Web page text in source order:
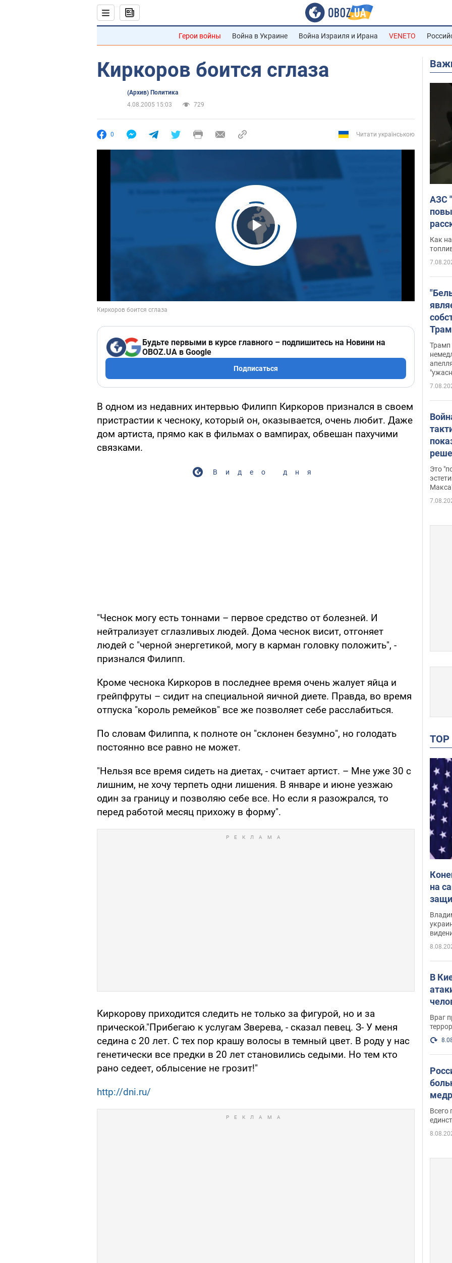
Герои войны Война в Украине Война Израиля и Ирана VENETO
Киркоров боится сглаза
(Архив) Политика
4.08.2005 15:03
729
0 Читати українською
Play Video
Будьте первыми в курсе главного – подпишитесь на Новини на
OBOZ.UA в Google
Подписаться
В одном из недавних интервью Филипп Киркоров признался в своем
пристрастии к чесноку, который он, оказывается, очень любит. Даже
дом артиста, прямо как в фильмах о вампирах, обвешан пахучими
связками.
Видео дня
"Чеснок могу есть тоннами – первое средство от болезней. И
нейтрализует сглазливых людей. Дома чеснок висит, отгоняет
людей с "черной энергетикой, могу в карман головку положить", -
признался Филипп.
Кроме чеснока Киркоров в последнее время очень жалует яйца и
грейпфруты – сидит на специальной яичной диете. Правда, во время
отпуска "король ремейков" все же позволяет себе расслабиться.
По словам Филиппа, к полноте он "склонен безумно", но голодать
постоянно все равно не может.
"Нельзя все время сидеть на диетах, - считает артист. – Мне уже 30 с
лишним, не хочу терпеть одни лишения. В январе и июне уезжаю
один за границу и позволяю себе все. Но если я разожрался, то
перед работой месяц прихожу в форму".
Киркорову приходится следить не только за фигурой, но и за
прической."Прибегаю к услугам Зверева, - сказал певец. З- У меня
седина с 20 лет. С тех пор крашу волосы в темный цвет. В роду у нас
генетически все предки в 20 лет становились седыми. Но тем кто
рано седеет, облысение не грозит!"
http://dni.ru/
АЗС
Как
Трамп
Это
на
В
Враг
Всего